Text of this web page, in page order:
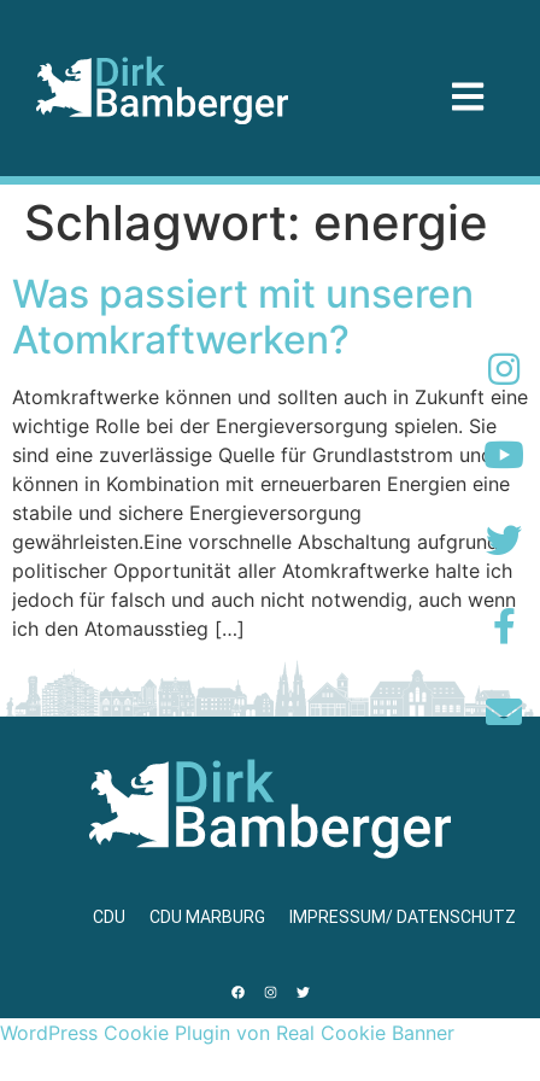
Schlagwort: energie
Was passiert mit unseren
Atomkraftwerken?
Atomkraftwerke können und sollten auch in Zukunft eine
wichtige Rolle bei der Energieversorgung spielen. Sie
sind eine zuverlässige Quelle für Grundlaststrom und
können in Kombination mit erneuerbaren Energien eine
stabile und sichere Energieversorgung
gewährleisten.Eine vorschnelle Abschaltung aufgrund
politischer Opportunität aller Atomkraftwerke halte ich
jedoch für falsch und auch nicht notwendig, auch wenn
ich den Atomausstieg […]
CDU CDU MARBURG IMPRESSUM/ DATENSCHUTZ
WordPress Cookie Plugin von Real Cookie Banner